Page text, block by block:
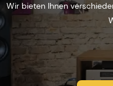
Wir bieten Ihnen